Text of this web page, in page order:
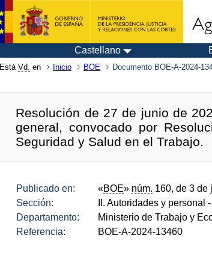
Castellano
Está Vd. en Inicio BOE Documento BOE-A-2024-
Resolución de 27 de junio de
general, convocado por
Seguridad y Salud en el Trabajo.
Publicado en: «BOE» núm. 160, de 3 de
Sección:
II. Autoridades y personal
Departamento:
Ministerio de Trabajo y
Referencia:
BOE-A-2024-13460